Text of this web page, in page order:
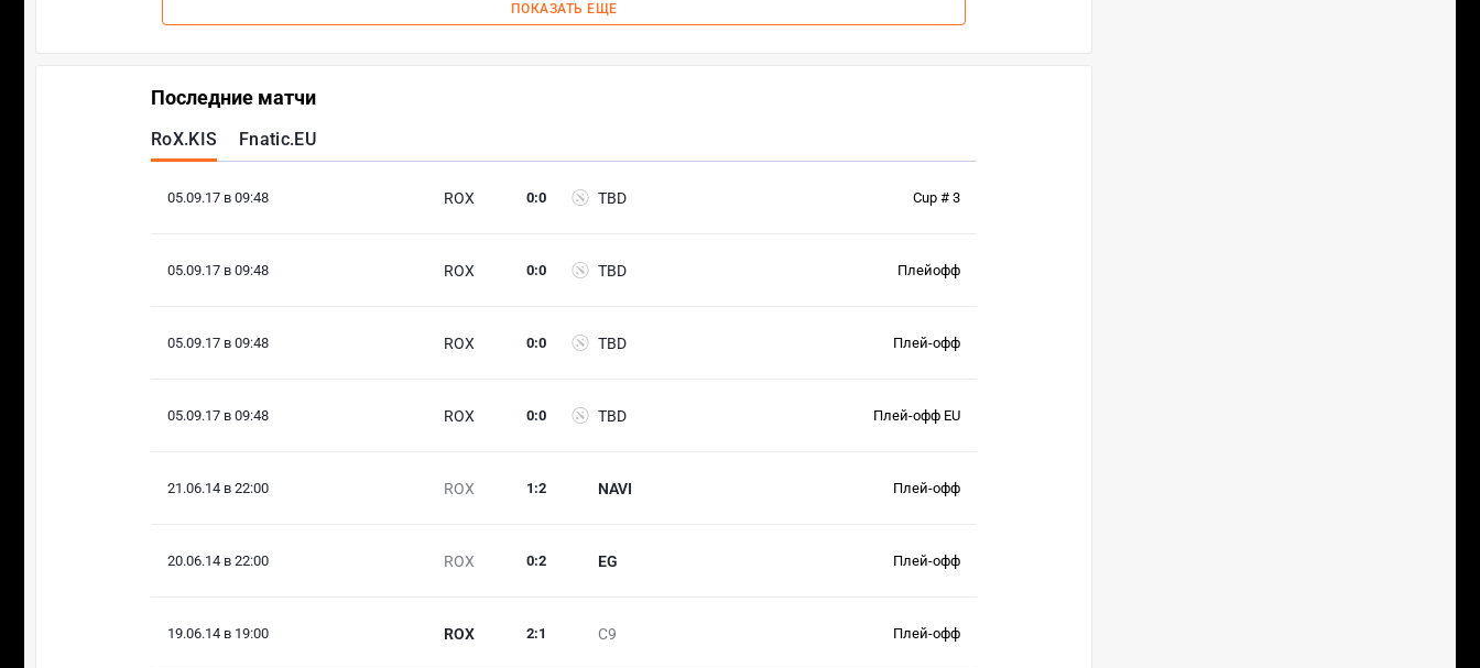
ПОКАЗАТЬ ЕЩЕ
Последние матчи
RoX.KIS Fnatic.EU
05.09.17 в 09:48 ROX TBD
0:0 Cup # 3
05.09.17 в 09:48 ROX TBD
0:0 Плейофф
05.09.17 в 09:48 ROX TBD
0:0 Плей-офф
05.09.17 в 09:48 ROX TBD
0:0 Плей-офф EU
21.06.14 в 22:00 ROX NAVI
1 :2 Плей-офф
20.06.14 в 22:00 ROX EG
0:2 Плей-офф
19.06.14 в 19:00 ROX C9
2:1 Плей-офф